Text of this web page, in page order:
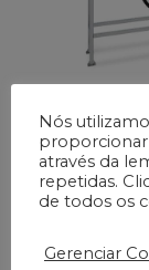
Leia Mais
Nós
proporcionar
através da
repetidas.
de todos os
Gerenciar